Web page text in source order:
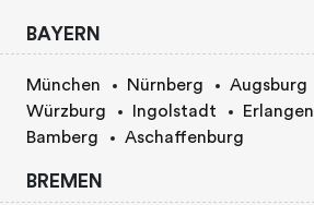
BAYERN
München Nürnberg Augsburg
Würzburg
Ingolstadt Erlangen
Bamberg
Aschaffenburg
BREMEN